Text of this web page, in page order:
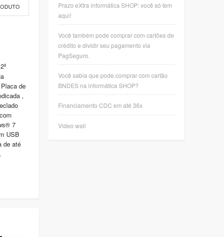
de
,
7
USB
de até
Prazo eXtra informática SHOP: você só tem
aqui!
Você também pode comprar com cartões de
crédito e dividir seu pagamento via
PagSeguro.
Você sabia que pode comprar com cartão
BNDES na informática SHOP?
Financiamento CDC em até 36x
Video wall